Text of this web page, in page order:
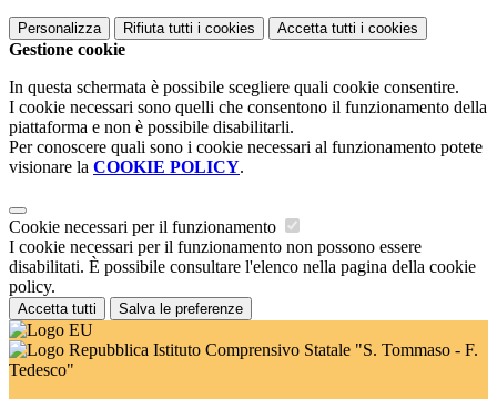
Personalizza Rifiuta tutti i cookies Accetta tutti i cookies
Gestione cookie
In questa schermata è possibile scegliere quali cookie consentire.
I cookie necessari sono quelli che consentono il funzionamento della
piattaforma e non è possibile disabilitarli.
Per conoscere quali sono i cookie necessari al funzionamento potete
visionare la COOKIE POLICY.
Cookie necessari per il funzionamento
I cookie necessari per il funzionamento non possono essere
disabilitati. È possibile consultare l'elenco nella pagina della cookie
policy.
Accetta tutti Salva le preferenze
Istituto Comprensivo Statale "S. Tommaso - F.
Tedesco"